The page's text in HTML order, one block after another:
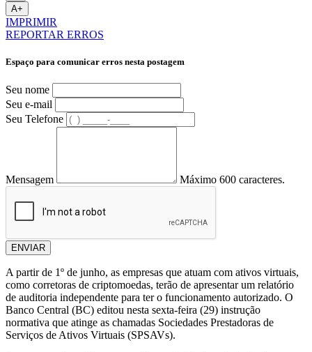
A+
IMPRIMIR
REPORTAR ERROS
Espaço para comunicar erros nesta postagem
Seu nome
Seu e-mail
Seu Telefone
Mensagem Máximo 600 caracteres.
ENVIAR
A partir de 1º de junho, as empresas que atuam com ativos virtuais,
como corretoras de criptomoedas, terão de apresentar um relatório
de auditoria independente para ter o funcionamento autorizado. O
Banco Central (BC) editou nesta sexta-feira (29) instrução
normativa que atinge as chamadas Sociedades Prestadoras de
Serviços de Ativos Virtuais (SPSAVs).